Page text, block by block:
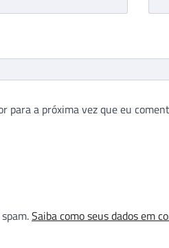
para a próxima vez que eu
Saiba como seus dados em